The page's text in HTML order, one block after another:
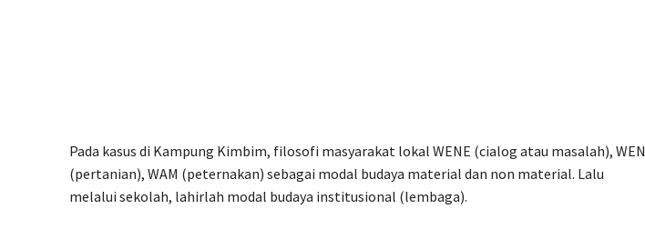
Pada kasus di Kampung Kimbim, filosofi masyarakat lokal WENE (cialog atau masalah), WEN
(pertanian), WAM (peternakan) sebagai modal budaya material dan non material. Lalu
melalui sekolah, lahirlah modal budaya institusional (lembaga).